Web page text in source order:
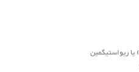
معرفی کامل داروی اکسلون (Exelon) یا ریواستیگمین